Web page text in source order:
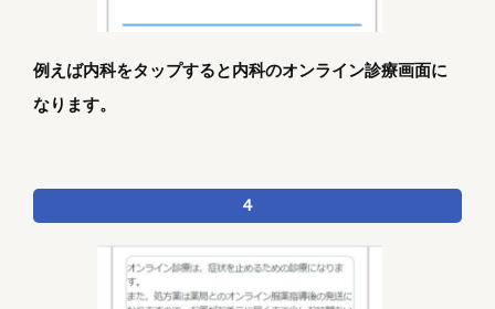
例えば内科をタップすると内科のオンライン診療画面に
なります。
4